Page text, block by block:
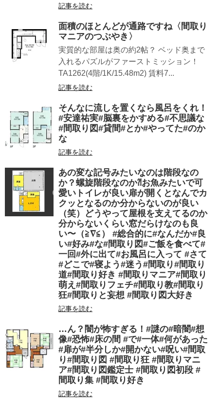
記事を読む
面積のほとんどが通路ですね〈間取り
マニアのつぶやき〉
実質的な部屋は奥の約2帖？ ベッド奥まで
入れるパズルがファーストミッション！
TA1262(4階/1K/15.48m2) 賃料7...
記事を読む
そんなに流しを置くなら風呂をくれ！
#安達祐実#脳裏をかすめる#不思議な
#間取り図#貸間#とか#やってた#のか
な
記事を読む
あの変な記号みたいなのは階段なの
か？螺旋階段なのか⁈お魚みたいで可
愛いトイレが良い扉が開くとなんでカ
クッとなるのか分からないのが良い
（笑）どうやって屋根を支えてるのか
分からないくらい窓だらけなのも良
い〜（≧∇≦） #総合的に#なんだか#良
い#好み#な#間取り図#ご飯を食べて#
一回#外に出て#お風呂に入って #さて
#どこで#寝よう#迷う#間取り#間取り
道#間取り好き #間取りマニア#間取り
萌え#間取りフェチ#間取り教#間取り
狂#間取りと妄想 #間取り図大好き
記事を読む
…ん？闇が怖すぎる！#謎の#暗闇#想
像#恐怖#床の間 #で#一体#何があった
#扉が#半分しか#開かない#呪い#間取
り#間取り図 #間取り狂 #間取りマニ
ア#間取り図鑑定士 #間取り図初段 #
間取り集 #間取り好き
記事を読む